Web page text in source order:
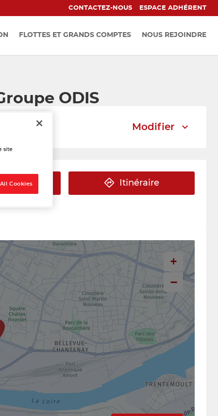
CONTACTEZ-NOUS ESPACE ADHÉRENT
FLOTTES ET GRANDS COMPTES NOUS REJOINDRE
ODIS
Modifier
Itinéraire
+
−
site
Cookies